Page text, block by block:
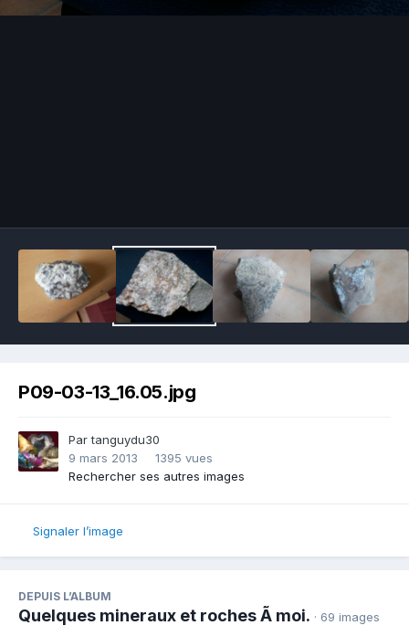
P09-03-13_16.05.jpg
Partanguydu30
9 mars 2013
1395 vues
Rechercher ses autres images
Signaler l’image
DEPUIS L’ALBUM
Quelques mineraux et roches Ã moi. · 69 images